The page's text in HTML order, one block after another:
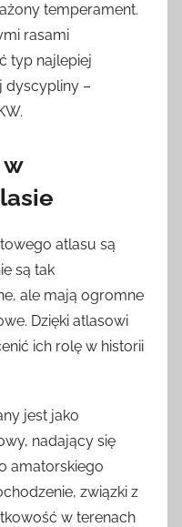
temperament.
rasami
typ najlepiej
dyscypliny –
atlasu są
są tak
ale mają ogromne
Dzięki atlasowi
ich rolę w historii
jest jako
nadający się
amatorskiego
związki z
w terenach